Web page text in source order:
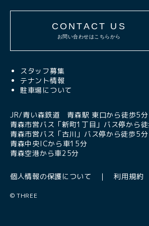
CONTACT US
お問い合わせはこちらから
スタッフ募集
テナント情報
駐車場について
JR/青い森鉄道 青森駅 東口から徒歩5分
青森市営バス「新町1丁目」バス停から
青森市営バス「古川」バス停から徒歩5分
青森中央ICから車15分
青森空港から車25分
個人情報の保護について 利用規約
©THREE